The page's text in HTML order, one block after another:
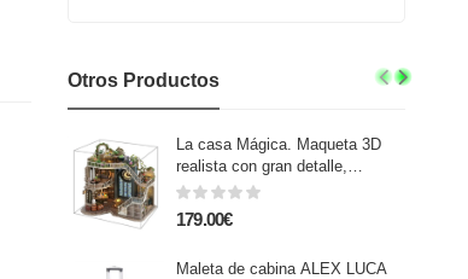
Otros Productos
La casa Mágica. Maqueta 3D
realista con gran detalle,
cubierta antipolvo y luces led.
179.00€
Maleta de cabina ALEX LUCA